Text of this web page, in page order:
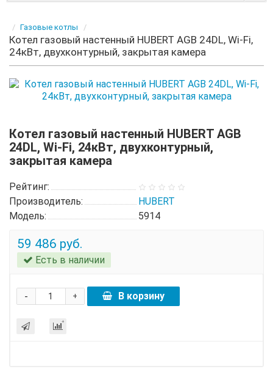
Газовые котлы
Котел газовый настенный HUBERT AGB 24DL, Wi-Fi,
24кВт, двухконтурный, закрытая камера
Котел газовый настенный HUBERT AGB
24DL, Wi-Fi, 24кВт, двухконтурный,
закрытая камера
Рейтинг:
Производитель:
HUBERT
Модель:
5914
59 486 руб.
Есть в наличии
+
- В корзину